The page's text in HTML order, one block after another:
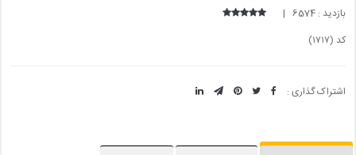
بازدید : 6574 |
کد (۱۷۱۷)
اشتراک گذاری :